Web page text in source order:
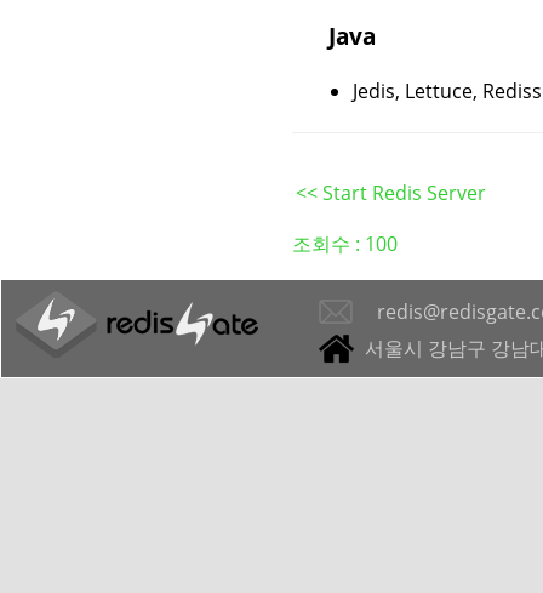
Java
Jedis, Lettuce,
<< Start Redis Server
조회수 : 100
서울시 강남구 강남